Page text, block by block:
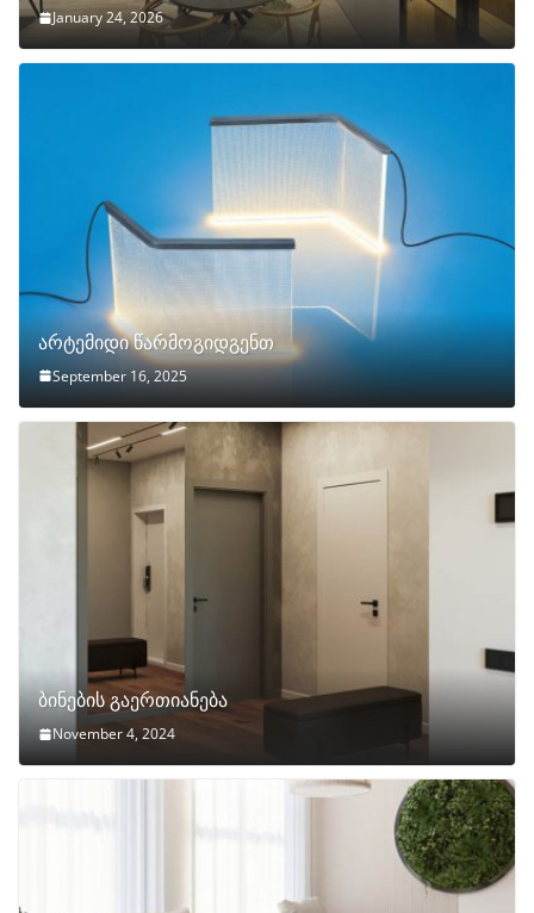
January 24, 2026
არტემიდი წარმოგიდგენთ
September 16, 2025
ბინების გაერთიანება
November 4, 2024